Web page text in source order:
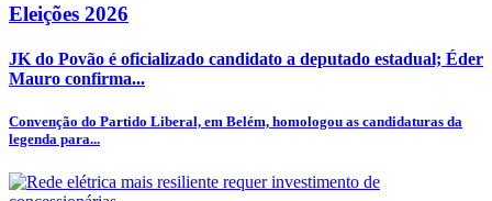
Eleições 2026
JK do Povão é oficializado candidato a deputado estadual; Éder
Mauro confirma...
Convenção do Partido Liberal, em Belém, homologou as candidaturas da
legenda para...